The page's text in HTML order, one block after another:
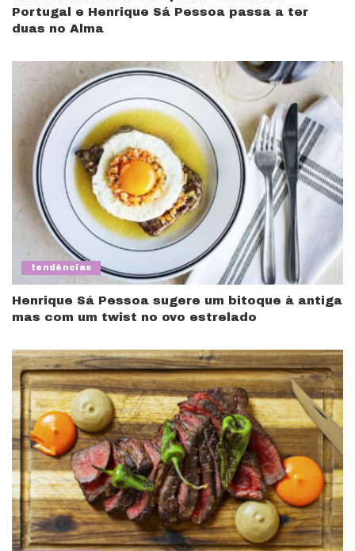
Portugal e Henrique Sá Pessoa passa a ter
duas no Alma
tendências
Henrique Sá Pessoa sugere um bitoque à antiga
mas com um twist no ovo estrelado